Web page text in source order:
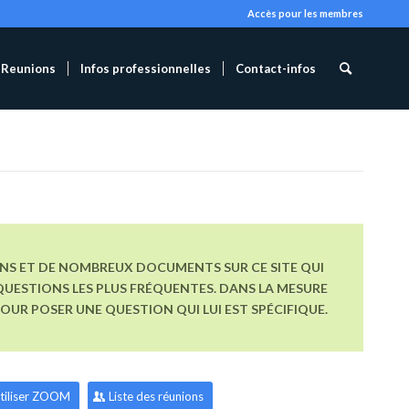
Accès pour les membres
Reunions Infos professionnelles Contact-infos
ET DE NOMBREUX DOCUMENTS SUR CE SITE QUI
LES PLUS FRÉQUENTES. DANS LA MESURE
POSER UNE QUESTION QUI LUI EST SPÉCIFIQUE.
ZOOM Liste des réunions